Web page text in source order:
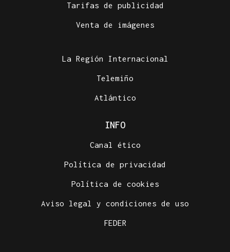
Tarifas de publicidad
Venta de imágenes
La Región Internacional
Telemiño
Atlántico
INFO
Canal ético
Política de privacidad
Política de cookies
Aviso legal y condiciones de uso
FEDER